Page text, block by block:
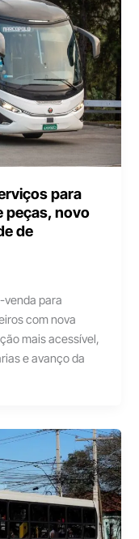
para
peças, novo
de
para
com nova
mais acessível,
e avanço da